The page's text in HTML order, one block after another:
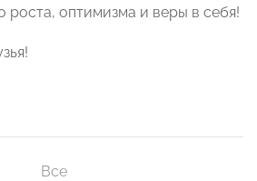
роста, оптимизма и веры в себя!
Все